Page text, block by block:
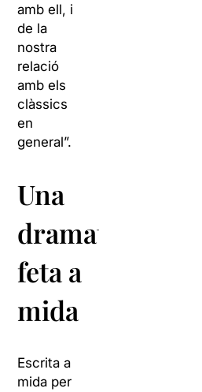
amb ell, i
de la
nostra
relació
amb els
clàssics
en
general”.
Una
dramatúrgia
feta a
mida
Escrita a
mida per